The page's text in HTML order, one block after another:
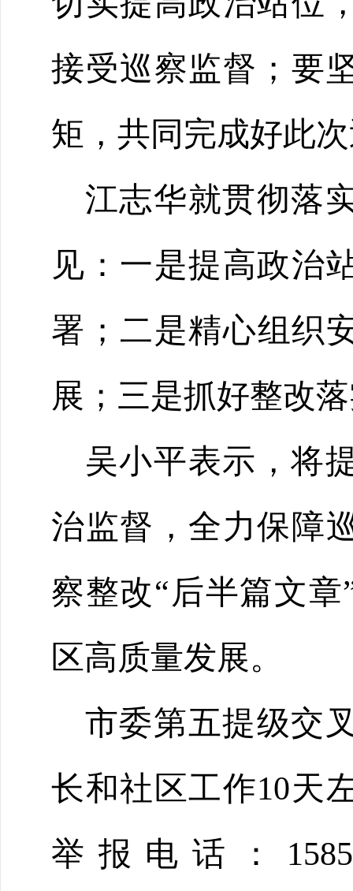
接受巡察监督；要
矩，共同完成好此
江志华就贯彻落
见：一是提高政治
署 ；二是精心组织
展 ；三是抓好整改
吴小平表示，将
治监督，全力保障
察整改“后半篇文
区高质量发展。
市委第五提级交
长和社区工作10天
举报电话：